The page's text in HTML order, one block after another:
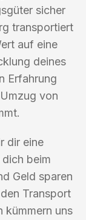
sicher
transportiert
auf eine
deines
Erfahrung
von
dir eine
beim
Geld sparen
Transport
kümmern uns